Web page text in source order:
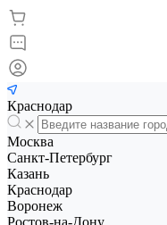
Краснодар
Москва
Санкт-Петербург
Казань
Краснодар
Воронеж
Ростов-на-Дону